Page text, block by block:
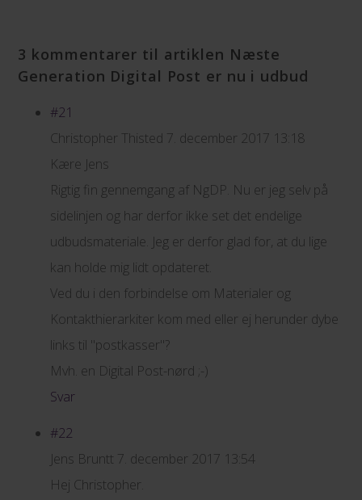
3 kommentarer til artiklen Næste
Generation Digital Post er nu i udbud
#21
Christopher Thisted 7. december 2017 13:18
Kære Jens
Rigtig fin gennemgang af NgDP. Nu er jeg selv på
sidelinjen og har derfor ikke set det endelige
udbudsmateriale. Jeg er derfor glad for, at du lige
kan holde mig lidt opdateret.
Ved du i den forbindelse om Materialer og
Kontakthierarkiter kom med eller ej herunder dybe
links til "postkasser"?
Mvh. en Digital Post-nørd ;-)
Svar
#22
Jens Bruntt 7. december 2017 13:54
Hej Christopher.